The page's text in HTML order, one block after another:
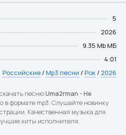
5
2026
9.35 Mb МБ
4:01
Российские / Mp3 песни / Рок / 2026
песнюUma2rman - Не
в формате mp3. Слушайте новинку
Качественная музыка для
хиты исполнителя.